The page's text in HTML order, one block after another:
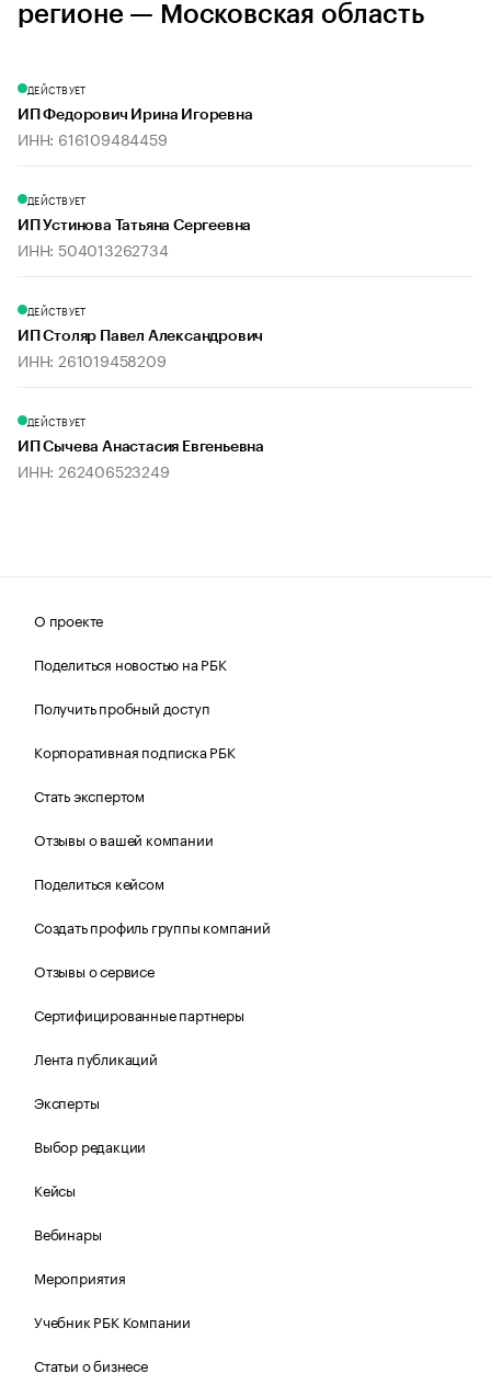
регионе — Московская область
ДЕЙСТВУЕТ
ИП Федорович Ирина Игоревна
ИНН: 616109484459
ДЕЙСТВУЕТ
ИП Устинова Татьяна Сергеевна
ИНН: 504013262734
ДЕЙСТВУЕТ
ИП Столяр Павел Александрович
ИНН: 261019458209
ДЕЙСТВУЕТ
ИП Сычева Анастасия Евгеньевна
ИНН: 262406523249
О проекте
Поделиться новостью на РБК
Получить пробный доступ
Корпоративная подписка РБК
Стать экспертом
Отзывы о вашей компании
Поделиться кейсом
Создать профиль группы компаний
Отзывы о сервисе
Сертифицированные партнеры
Лента публикаций
Эксперты
Выбор редакции
Кейсы
Вебинары
Мероприятия
Учебник РБК Компании
Статьи о бизнесе